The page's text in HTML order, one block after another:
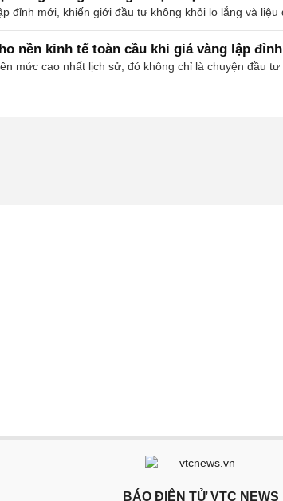
đỉnh mới, khiến giới đầu tư không khỏi lo lắng và
nền kinh tế toàn cầu khi giá vàng lập đỉnh
mức cao nhất lịch sử, đó không chỉ là chuyện đầu
BÁO ĐIỆN TỬ VTC NEWS